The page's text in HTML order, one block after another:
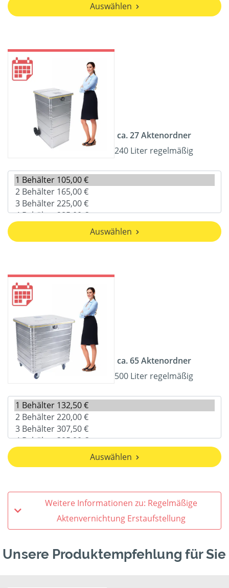
Auswählen
ca. 27 Aktenordner
240 Liter regelmäßig
Auswählen
ca. 65 Aktenordner
500 Liter regelmäßig
Auswählen
Weitere Informationen zu: Regelmäßige
Aktenvernichtung Erstaufstellung
Unsere Produktempfehlung für Sie